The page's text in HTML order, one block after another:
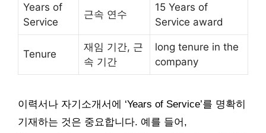
Years of
Service
근속 연수
15 Years of
Service award
Tenure
재임 기간, 근
속 기간
long tenure in the
company
이력서나 자기소개서에 ‘Years of Service’를 명확히
기재하는 것은 중요합니다. 예를 들어,